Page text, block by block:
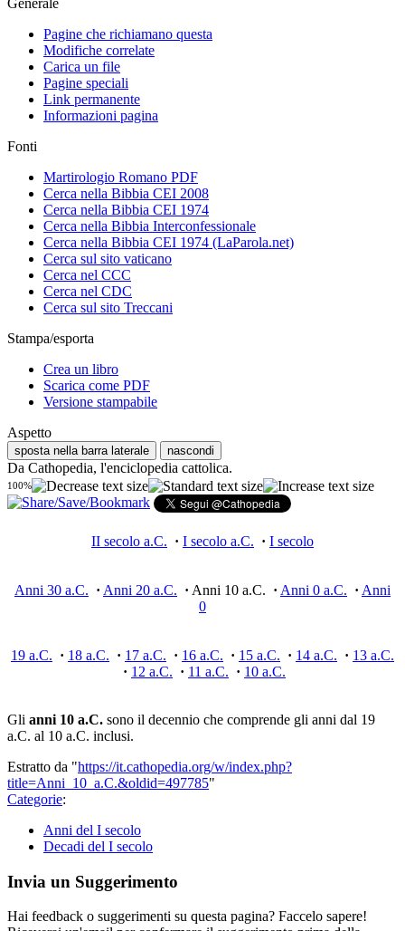
Generale
Pagine che richiamano questa
Modifiche correlate
Carica un file
Pagine speciali
Link permanente
Informazioni pagina
Fonti
Martirologio Romano PDF
Cerca nella Bibbia CEI 2008
Cerca nella Bibbia CEI 1974
Cerca nella Bibbia Interconfessionale
Cerca nella Bibbia CEI 1974 (LaParola.net)
Cerca sul sito vaticano
Cerca nel CCC
Cerca nel CDC
Cerca sul sito Treccani
Stampa/esporta
Crea un libro
Scarica come PDF
Versione stampabile
Aspetto
sposta nella barra laterale nascondi
Da Cathopedia, l'enciclopedia cattolica.
100%
II secolo a.C. · I secolo a.C. · I secolo
Anni 30 a.C. · Anni 20 a.C. · Anni 10 a.C. · Anni 0 a.C. · Anni
0
19 a.C. · 18 a.C. · 17 a.C. · 16 a.C. · 15 a.C. · 14 a.C. · 13 a.C.
· 12 a.C. · 11 a.C. · 10 a.C.
Gli anni 10 a.C. sono il decennio che comprende gli anni dal 19
a.C. al 10 a.C. inclusi.
Estratto da "https://it.cathopedia.org/w/index.php?
title=Anni_10_a.C.&oldid=497785"
Categorie:
Anni del I secolo
Decadi del I secolo
Invia un Suggerimento
Hai feedback o suggerimenti su questa pagina? Faccelo sapere!